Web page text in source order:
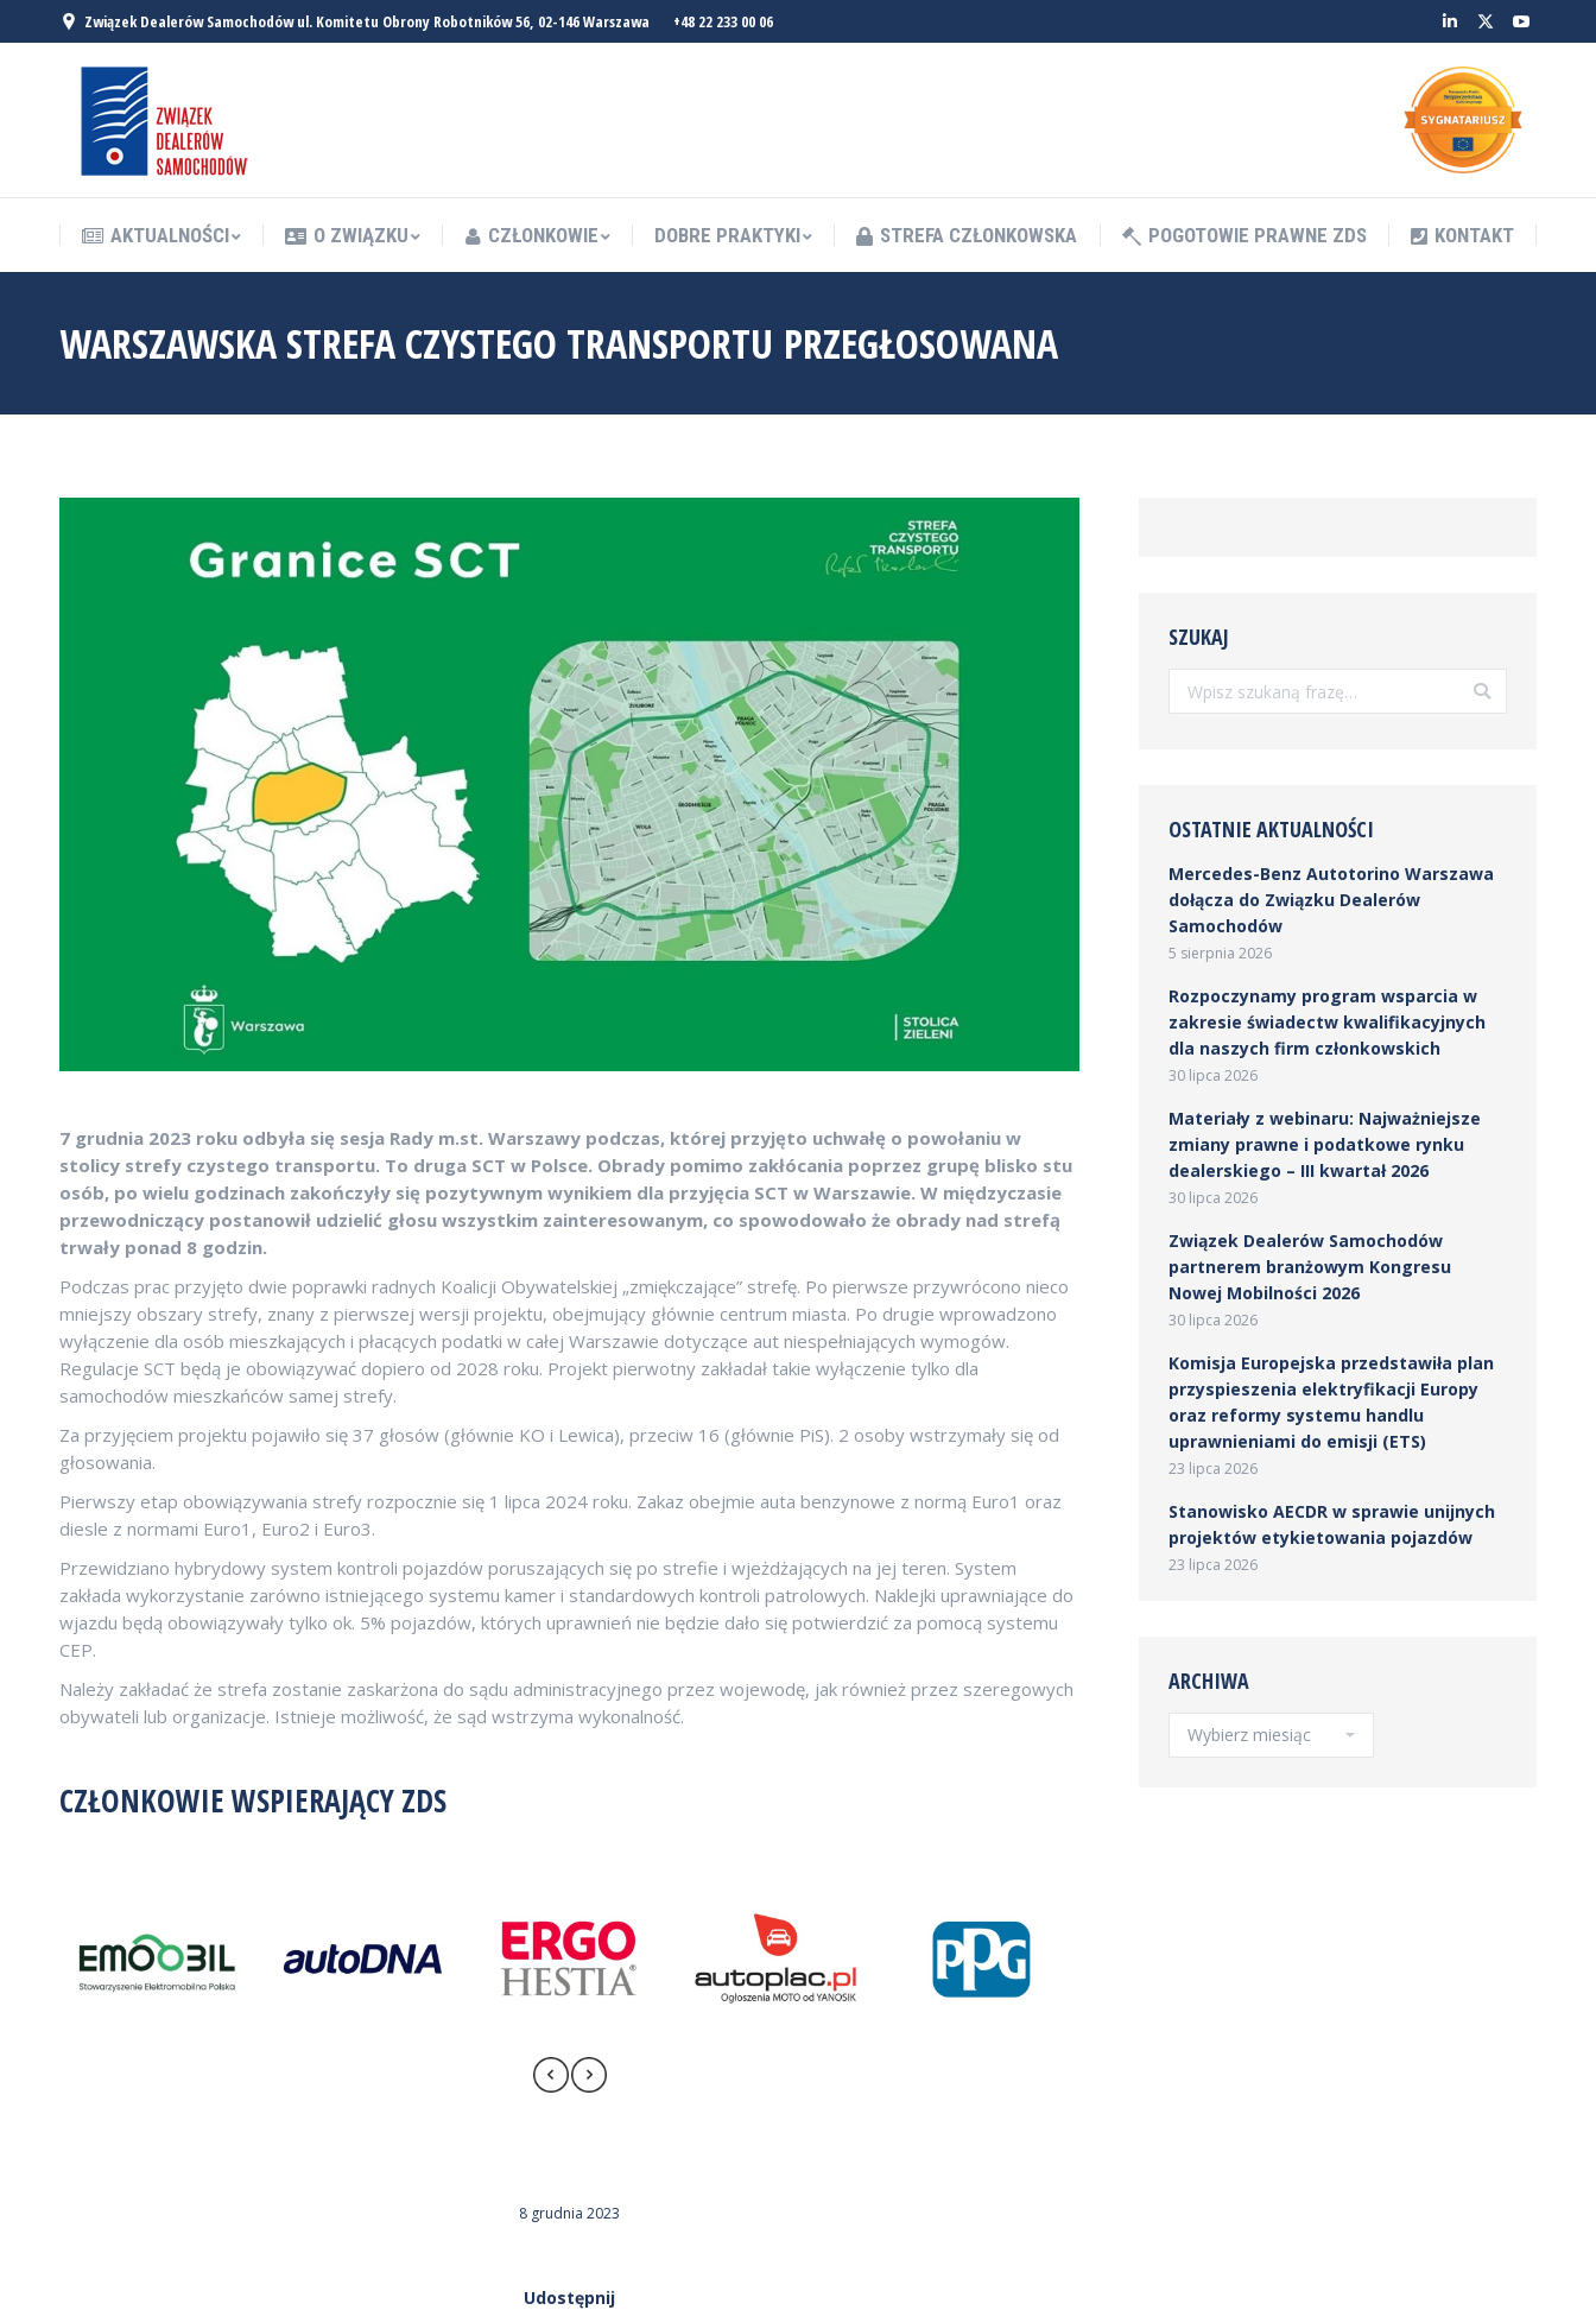
Związek Dealerów Samochodów ul. Komitetu Obrony Robotników 56, 02-146 Warszawa +48 22 233 00 06
LinkedinTwitterYouTube
AKTUALNOŚCI O ZWIĄZKU CZŁONKOWIE DOBRE PRAKTYKI STREFA CZŁONKOWSKA POGOTOWIE PRAWNE ZDS KONTAKT
WARSZAWSKA STREFA CZYSTEGO TRANSPORTU PRZEGŁOSOWANA
7 grudnia 2023 roku odbyła się sesja Rady m.st. Warszawy podczas, której przyjęto uchwałę o powołaniu w
stolicy strefy czystego transportu. To druga SCT w Polsce. Obrady pomimo zakłócania poprzez grupę blisko stu
osób, po wielu godzinach zakończyły się pozytywnym wynikiem dla przyjęcia SCT w Warszawie. W międzyczasie
przewodniczący postanowił udzielić głosu wszystkim zainteresowanym, co spowodowało że obrady nad strefą
trwały ponad 8 godzin.
Podczas prac przyjęto dwie poprawki radnych Koalicji Obywatelskiej „zmiękczające” strefę. Po pierwsze przywrócono nieco
mniejszy obszary strefy, znany z pierwszej wersji projektu, obejmujący głównie centrum miasta. Po drugie wprowadzono
wyłączenie dla osób mieszkających i płacących podatki w całej Warszawie dotyczące aut niespełniających wymogów.
Regulacje SCT będą je obowiązywać dopiero od 2028 roku. Projekt pierwotny zakładał takie wyłączenie tylko dla
samochodów mieszkańców samej strefy.
Za przyjęciem projektu pojawiło się 37 głosów (głównie KO i Lewica), przeciw 16 (głównie PiS). 2 osoby wstrzymały się od
głosowania.
Pierwszy etap obowiązywania strefy rozpocznie się 1 lipca 2024 roku. Zakaz obejmie auta benzynowe z normą Euro1 oraz
diesle z normami Euro1, Euro2 i Euro3.
Przewidziano hybrydowy system kontroli pojazdów poruszających się po strefie i wjeżdżających na jej teren. System
zakłada wykorzystanie zarówno istniejącego systemu kamer i standardowych kontroli patrolowych. Naklejki uprawniające do
wjazdu będą obowiązywały tylko ok. 5% pojazdów, których uprawnień nie będzie dało się potwierdzić za pomocą systemu
CEP.
Należy zakładać że strefa zostanie zaskarżona do sądu administracyjnego przez wojewodę, jak również przez szeregowych
obywateli lub organizacje. Istnieje możliwość, że sąd wstrzyma wykonalność.
CZŁONKOWIE WSPIERAJĄCY ZDS
8 grudnia 2023
Udostępnij
SZUKAJ
OSTATNIE AKTUALNOŚCI
Mercedes-Benz Autotorino Warszawa
dołącza do Związku Dealerów
Samochodów
5 sierpnia 2026
Rozpoczynamy program wsparcia w
zakresie świadectw kwalifikacyjnych
dla naszych firm członkowskich
30 lipca 2026
Materiały z webinaru: Najważniejsze
zmiany prawne i podatkowe rynku
dealerskiego – III kwartał 2026
30 lipca 2026
Związek Dealerów Samochodów
partnerem branżowym Kongresu
Nowej Mobilności 2026
30 lipca 2026
Komisja Europejska przedstawiła plan
przyspieszenia elektryfikacji Europy
oraz reformy systemu handlu
uprawnieniami do emisji (ETS)
23 lipca 2026
Stanowisko AECDR w sprawie unijnych
projektów etykietowania pojazdów
23 lipca 2026
ARCHIWA
Archiwa
AKTUALNOŚCI O ZWIĄZKU CZŁONKOWIE DOBRE PRAKTYKI STREFA CZŁONKOWSKA POGOTOWIE PRAWNE ZDS KONTAKT